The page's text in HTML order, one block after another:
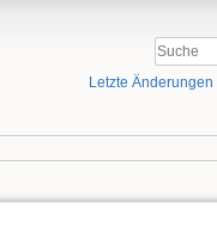
Letzte Änderungen